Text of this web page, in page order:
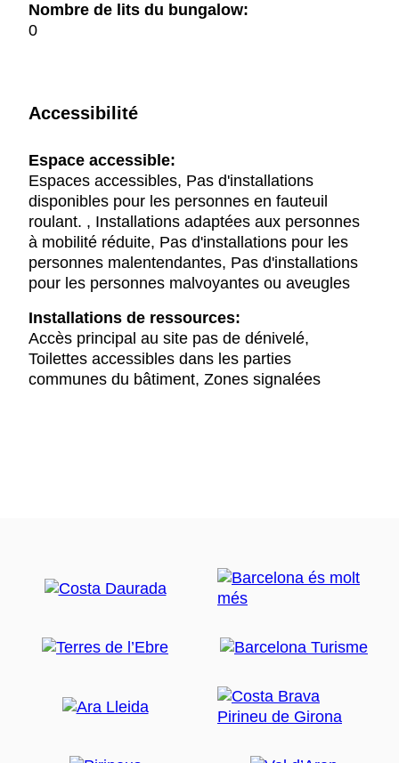
Nombre de lits du bungalow:
0
Accessibilité
Espace accessible:
Espaces accessibles, Pas d'installations
disponibles pour les personnes en fauteuil
roulant. , Installations adaptées aux personnes
à mobilité réduite, Pas d'installations pour les
personnes malentendantes, Pas d'installations
pour les personnes malvoyantes ou aveugles
Installations de ressources:
Accès principal au site pas de dénivelé,
Toilettes accessibles dans les parties
communes du bâtiment, Zones signalées